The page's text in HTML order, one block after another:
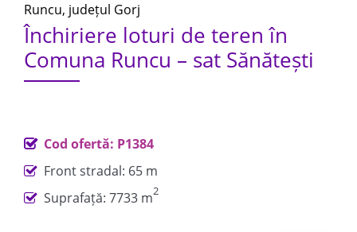
Runcu, județul Gorj
Închiriere loturi de teren în
Comuna Runcu – sat Sănătești
Cod ofertă: P1384
Front stradal: 65 m
Suprafață: 7733 m2